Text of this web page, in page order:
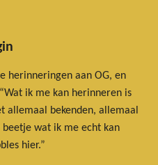
herinneringen aan OG, en
ik me kan herinneren is
allemaal bekenden, allemaal
beetje wat ik me echt kan
hier.”